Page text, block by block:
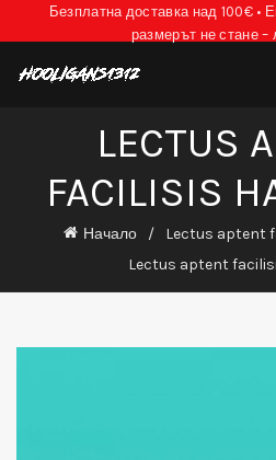
Безплатна доставка над 100€ •
размерът не стане –
LECTUS
FACILISIS
Начало
Lectus aptent
Lectus aptent